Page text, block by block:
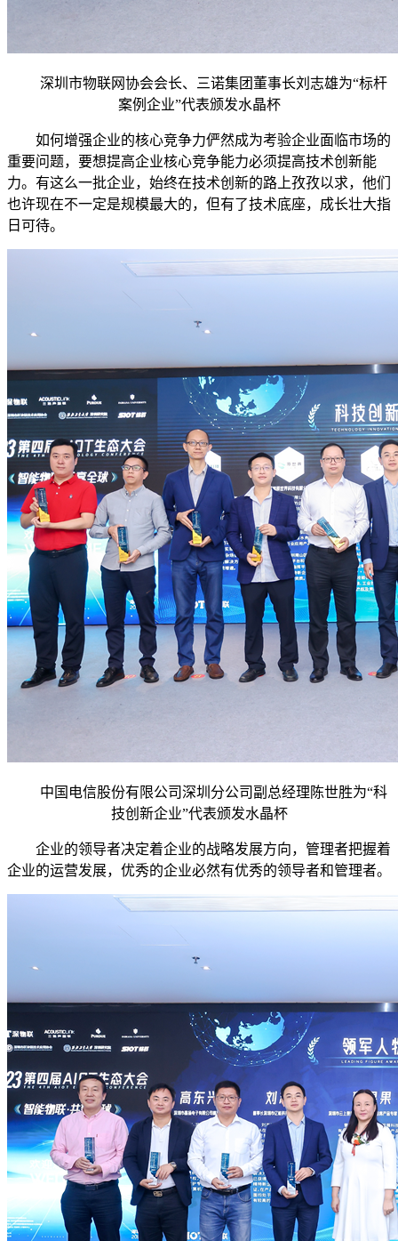
深圳市物联网协会会长、三诺集团董事长刘志雄为“标杆
案例企业”代表颁发水晶杯
如何增强企业的核心竞争力俨然成为考验企业面临市场的
重要问题，要想提高企业核心竞争能力必须提高技术创新能
力。有这么一批企业，始终在技术创新的路上孜孜以求，他们
也许现在不一定是规模最大的，但有了技术底座，成长壮大指
日可待。
中国电信股份有限公司深圳分公司副总经理陈世胜为“科
技创新企业”代表颁发水晶杯
企业的领导者决定着企业的战略发展方向，管理者把握着
企业的运营发展，优秀的企业必然有优秀的领导者和管理者。